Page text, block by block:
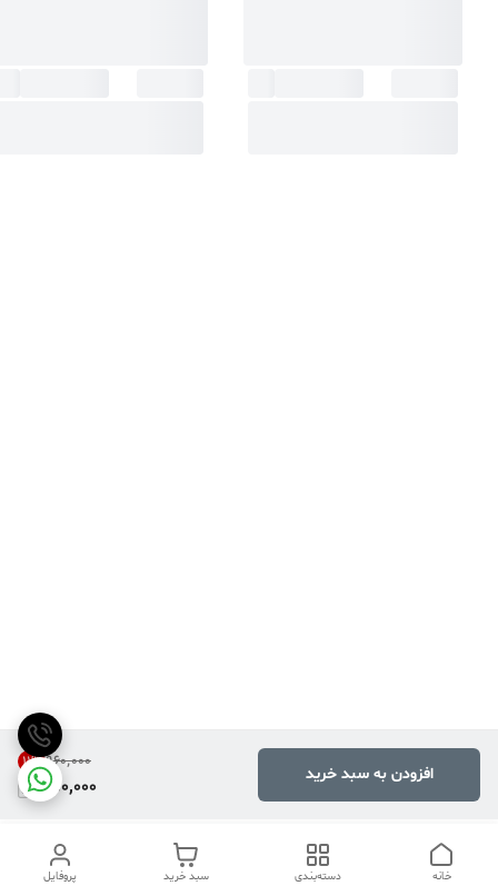
۹۶۰٬۰۰۰ 11%
850,000
افزودن به سبد خرید
پروفایل سبد خرید دسته‌بندی خانه